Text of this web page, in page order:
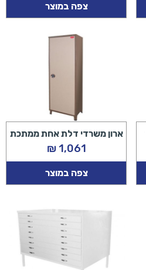
צפה במוצר
ארון משרדי דלת אחת ממתכת
1,061
₪
צפה במוצר